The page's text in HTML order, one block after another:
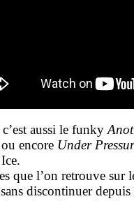
aussi le funky
encore Under
que l’on retrouve sur
discontinuer